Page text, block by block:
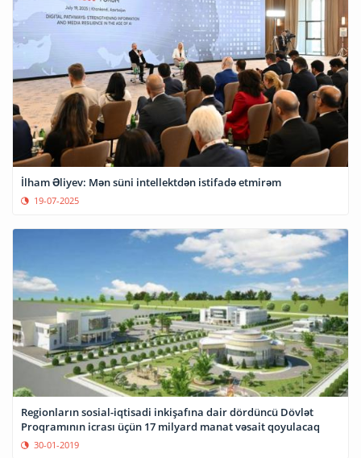
İlham Əliyev: Mən süni intellektdən istifadə etmirəm
19-07-2025
Regionların sosial-iqtisadi inkişafına dair dördüncü Dövlət
Proqramının icrası üçün 17 milyard manat vəsait qoyulacaq
30-01-2019